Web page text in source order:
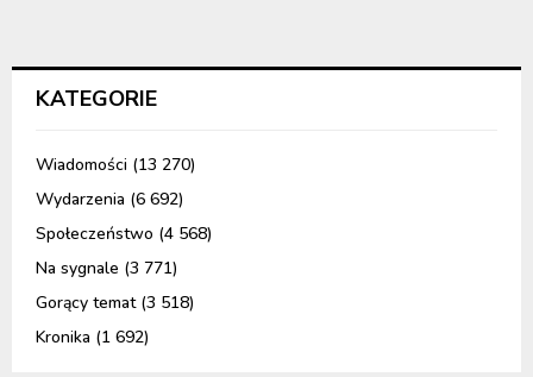
KATEGORIE
Wiadomości (13 270)
Wydarzenia (6 692)
Społeczeństwo (4 568)
Na sygnale (3 771)
Gorący temat(3 518)
Kronika (1 692)